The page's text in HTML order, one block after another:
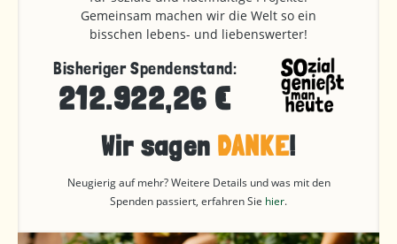
Gemeinsam machen wir die Welt so ein
bisschen lebens- und liebenswerter!
Bisheriger Spendenstand:
212.922,26 €
Wir sagen DANKE!
Neugierig auf mehr? Weitere Details und was mit den
Spenden passiert, erfahren Sie hier.